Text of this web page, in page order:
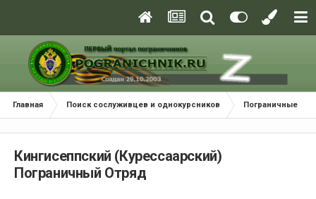
Главная Поиск сослуживцев и однокурсников Пограничные
Кингисеппский (Курессаарский)
Пограничный Отряд